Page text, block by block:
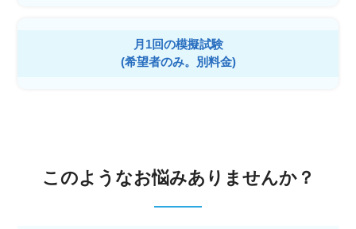
月1回の模擬試験
(希望者のみ。別料金)
このようなお悩みありませんか？